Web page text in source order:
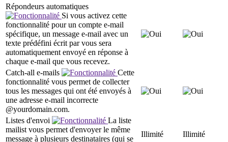
Répondeurs automatiques
Si vous activez cette
fonctionnalité pour un compte e-mail
spécifique, un message e-mail avec un
texte prédéfini écrit par vous sera
automatiquement envoyé en réponse à
chaque e-mail que vous recevez.
Catch-all e-mails
Cette
fonctionnalité vous permet de collecter
tous les messages qui ont été envoyés à
une adresse e-mail incorrecte
@yourdomain.com.
Listes d'envoi
La liste
mailist vous permet d'envoyer le même
message à plusieurs destinataires (qui se
Illimité Illimité